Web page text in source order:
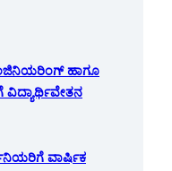
ಇಂಜಿನಿಯರಿಂಗ್ ಹಾಗೂ
ವಿದ್ಯಾರ್ಥಿವೇತನ
ವಾರ್ಷಿಕ